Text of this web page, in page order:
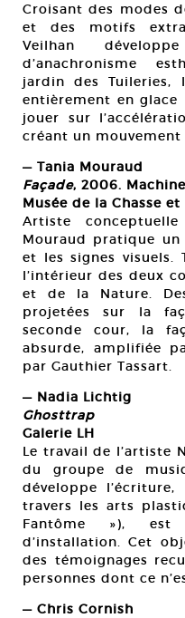
Croisant des modes
et des motifs
Veilhan
d’anachronisme
jardin des Tuileries,
entièrement en
jouer sur
créant un
— Tania Mouraud
Façade, 2006.
Musée de la Chasse
Artiste
Mouraud pratique
et les signes visuels.
l’intérieur des deux
et de la Nature.
projetées sur la
seconde cour, la
absurde, amplifiée
par Gauthier Tassart.
— Nadia Lichtig
Ghosttrap
Galerie LH
Le travail de l’artiste
du groupe de
développe
travers les arts
Fantôme »), est
d’installation. Cet
des témoignages
personnes dont ce
— Chris Cornish